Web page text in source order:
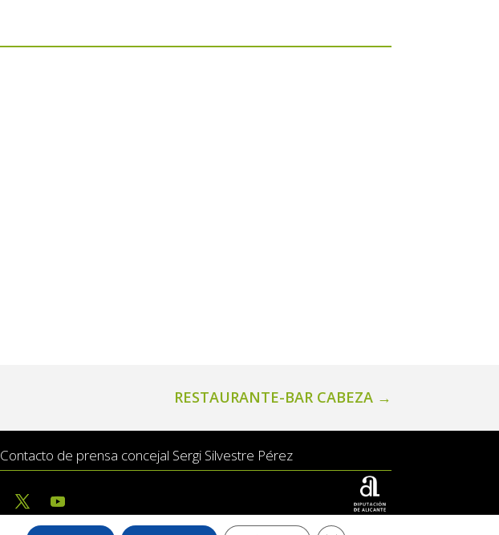
RESTAURANTE-BAR CABEZA→
Contacto de prensa concejal Sergi Silvestre Pérez
Web desarrollada por el Servicio de Informatica de